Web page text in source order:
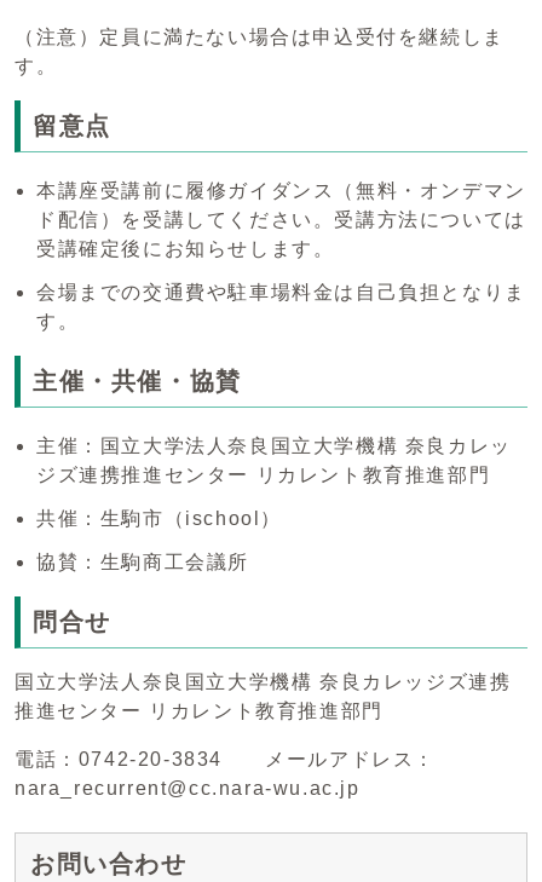
（注意）定員に満たない場合は申込受付を継続しま
す。
留意点
本講座受講前に履修ガイダンス（無料・オンデマン
ド配信）を受講してください。受講方法については
受講確定後にお知らせします。
会場までの交通費や駐車場料金は自己負担となりま
す。
主催・共催・協賛
主催：国立大学法人奈良国立大学機構 奈良カレッ
ジズ連携推進センター リカレント教育推進部門
共催：生駒市（ischool）
協賛：生駒商工会議所
問合せ
国立大学法人奈良国立大学機構 奈良カレッジズ連携
推進センター リカレント教育推進部門
電話：0742-20-3834 メールアドレス：
nara_recurrent@cc.nara-wu.ac.jp
お問い合わせ